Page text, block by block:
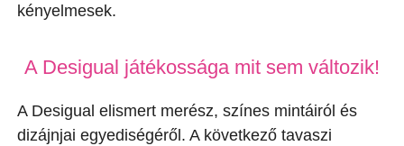
kényelmesek.
A Desigual játékossága mit sem változik!
A Desigual elismert merész, színes mintáiról és
dizájnjai egyediségéről. A következő tavaszi